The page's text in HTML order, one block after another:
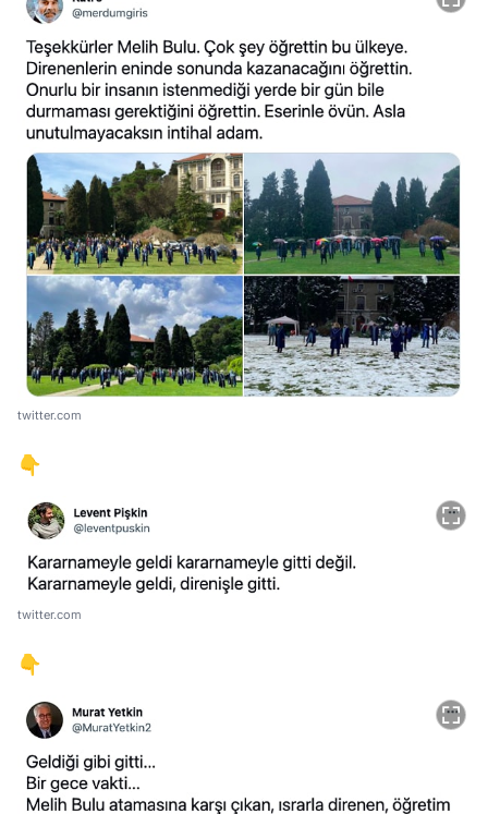
twitter.com
👇
twitter.com
👇